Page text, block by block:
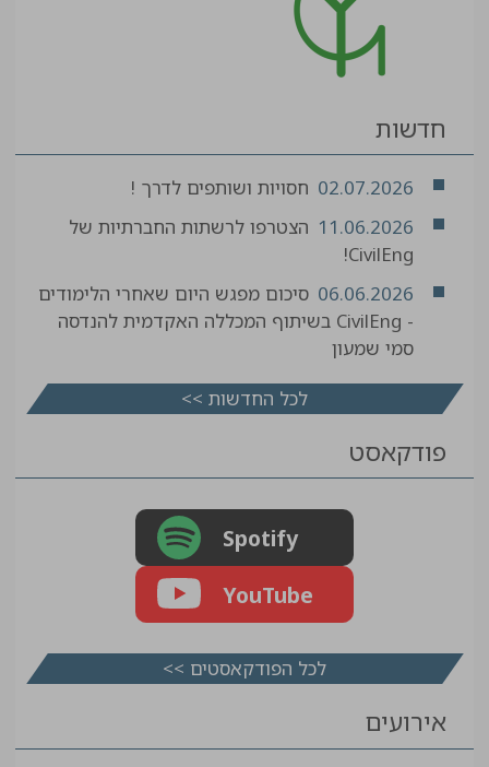
חדשות
02.07.2026 חסויות ושותפים לדרך !
11.06.2026 הצטרפו לרשתות החברתיות של
CivilEng!
06.06.2026 סיכום מפגש היום שאחרי הלימודים
- CivilEng בשיתוף המכללה האקדמית להנדסה
סמי שמעון
לכל החדשות >>
פודקאסט
Spotify
YouTube
לכל הפודקאסטים >>
אירועים